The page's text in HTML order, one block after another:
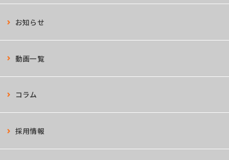
お知らせ
動画一覧
コラム
採用情報